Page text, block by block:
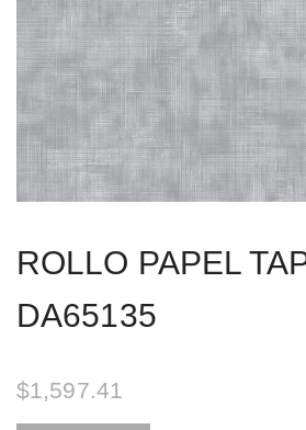
ROLLO PAPEL
DA65135
$1,597.41